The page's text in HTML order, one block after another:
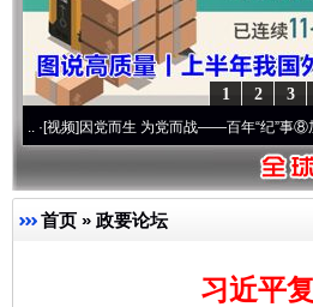
3
2
1
因党而生 为党而战——百年“纪”事⑧加强纪律
首页 » 政要论坛
习近平